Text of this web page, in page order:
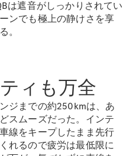
は遮音がしっかりされてい
ンでも極上の静けさを享
。
ィも万全
ジまでの約250kmは、あ
スムーズだった。インテ
線をキープしたまま先行
れるので疲労は最低限に